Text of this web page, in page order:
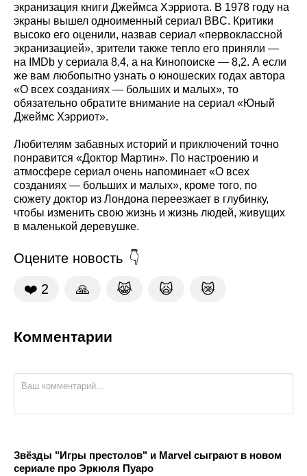
экранизация книги Джеймса Хэрриота. В 1978 году на
экраны вышел одноименный сериал BBC. Критики
высоко его оценили, назвав сериал «первоклассной
экранизацией», зрители также тепло его приняли —
на IMDb у сериала 8,4, а на Кинопоиске — 8,2. А если
же вам любопытно узнать о юношеских годах автора
«О всех созданиях — больших и малых», то
обязательно обратите внимание на сериал «Юный
Джеймс Хэрриот».
Любителям забавных историй и приключений точно
понравится «Доктор Мартин». По настроению и
атмосфере сериал очень напоминает «О всех
созданиях — больших и малых», кроме того, по
сюжету доктор из Лондона переезжает в глубинку,
чтобы изменить свою жизнь и жизнь людей, живущих
в маленькой деревушке.
Оцените новость
❤️ 2 🙏 😹 🙀 😿
Комментарии
Звёзды "Игры престолов" и Marvel сыграют в новом
сериале про Эркюля Пуаро